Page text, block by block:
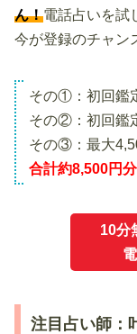
ん！電話占いを試
今が登録のチャン
その①：初回鑑
その②：初回鑑
その③：最大
合計約8,500円分
10分
注目占い師：